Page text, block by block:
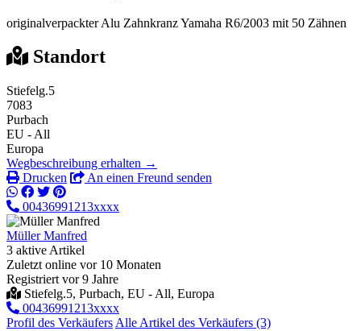
originalverpackter Alu Zahnkranz Yamaha R6/2003 mit 50 Zähnen
Standort
Stiefelg.5
7083
Purbach
EU - All
Europa
Wegbeschreibung erhalten →
Drucken
An einen Freund senden
00436991213xxxx
Müller Manfred
3 aktive Artikel
Zuletzt online vor 10 Monaten
Registriert vor 9 Jahre
Stiefelg.5, Purbach, EU - All, Europa
00436991213xxxx
Profil des Verkäufers Alle Artikel des Verkäufers (3)